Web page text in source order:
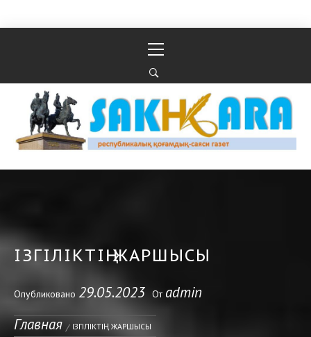
Перейти к содержимому
меню
Республикалық қоғамдық-саяси газеті
ІЗГІЛІКТІҢ ЖАРШЫСЫ
Опубликовано 29.05.2023 От admin
Главная
ІЗГІЛІКТІҢ ЖАРШЫСЫ